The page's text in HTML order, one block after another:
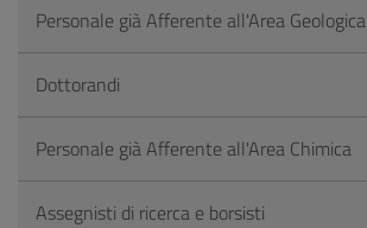
Personale già Afferente all'Area Geologica
Dottorandi
Personale già Afferente all'Area Chimica
Assegnisti di ricerca e borsisti